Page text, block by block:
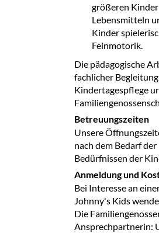
größeren
Lebensmitteln
Kinder
Feinmotorik.
Die pädagogische
fachlicher
Kindertagespflege
Betreuungszeiten
Unsere
nach dem Bedarf
Bedürfnissen der
Anmeldung und
Bei Interesse an
Johnny's Kids
Die
Ansprechpartnerin: